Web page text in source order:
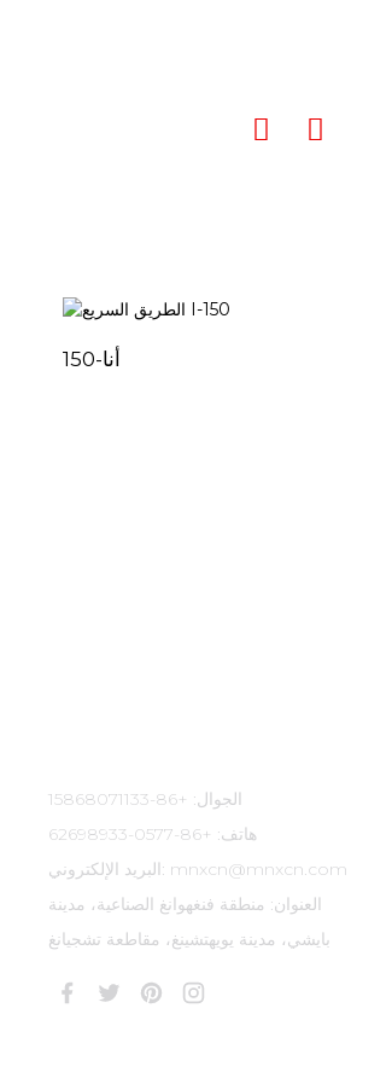
أنا-150
الجوال: +86-15868071133
هاتف: +86-0577-62698933
البريد الإلكتروني: mnxcn@mnxcn.com
العنوان: منطقة فنغهوانغ الصناعية، مدينة
بايشي، مدينة يويهتشينغ، مقاطعة تشجيانغ